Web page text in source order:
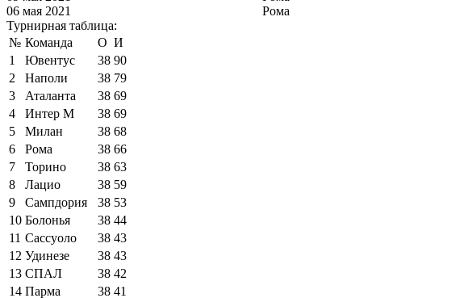
06 мая 2021
Рома
Турнирная таблица:
№ Команда О И
1
Ювентус 38 90
2
Наполи 38 79
3
Аталанта 38 69
4
Интер М 38 69
5
Милан 38 68
6
Рома 38 66
7
Торино 38 63
8
Лацио 38 59
9
Сампдория 38 53
10 Болонья 38 44
11 Сассуоло 38 43
12 Удинезе 38 43
13 СПАЛ 38 42
14 Парма 38 41